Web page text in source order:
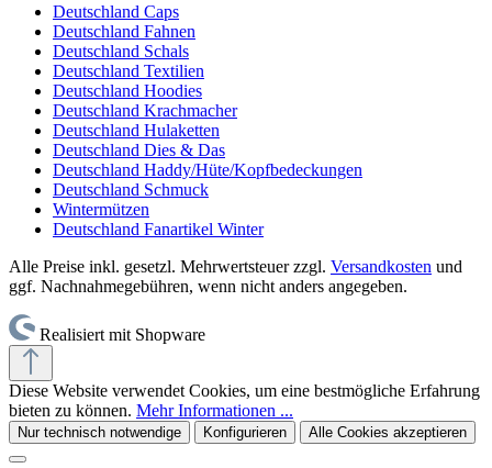
Deutschland Caps
Deutschland Fahnen
Deutschland Schals
Deutschland Textilien
Deutschland Hoodies
Deutschland Krachmacher
Deutschland Hulaketten
Deutschland Dies & Das
Deutschland Haddy/Hüte/Kopfbedeckungen
Deutschland Schmuck
Wintermützen
Deutschland Fanartikel Winter
Alle Preise inkl. gesetzl. Mehrwertsteuer zzgl. Versandkosten und
ggf. Nachnahmegebühren, wenn nicht anders angegeben.
Realisiert mit Shopware
Diese Website verwendet Cookies, um eine bestmögliche Erfahrung
bieten zu können. Mehr Informationen ...
Nur technisch notwendige Konfigurieren Alle Cookies akzeptieren